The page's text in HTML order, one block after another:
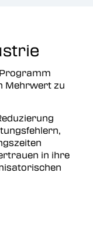
Mehrwert zu
in ihre